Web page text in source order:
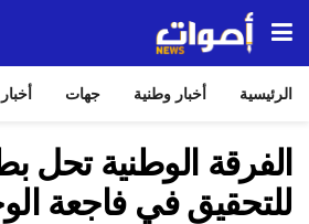
الرئيسية أخبار وطنية جهات
الفرقة الوطنية تحل
للتحقيق في فاجعة